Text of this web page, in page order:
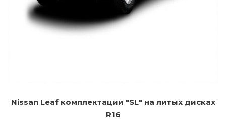
Nissan Leaf комплектации "SL" на литых дисках
R16